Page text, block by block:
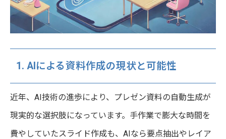
1. AIによる資料作成の現状と可能性
近年、AI技術の進歩により、プレゼン資料の自動生成が
現実的な選択肢になっています。手作業で膨大な時間を
費やしていたスライド作成も、AIなら要点抽出やレイア